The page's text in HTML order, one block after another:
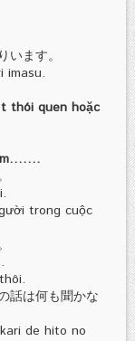
ます。
imasu.
thói quen hoặc
trong cuộc
話は何も聞かな
de hito no